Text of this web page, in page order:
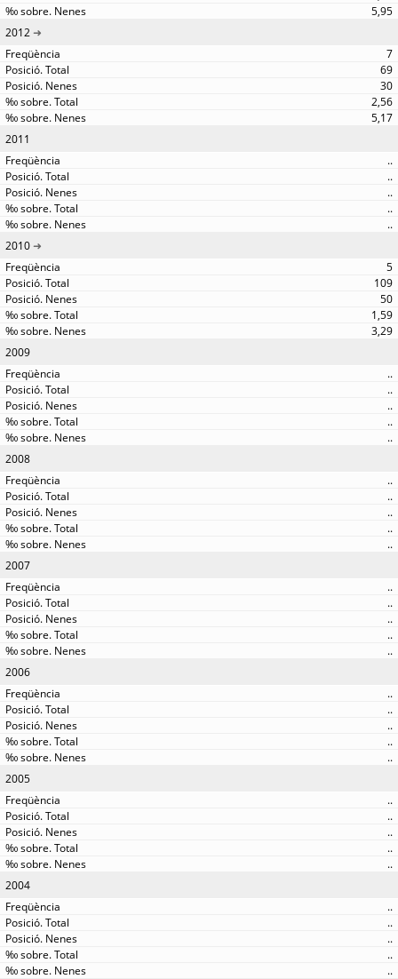
5,95
2012
7
69
30
2,56
5,17
2011
..
..
..
..
..
2010
5
109
50
1,59
3,29
2009
..
..
..
..
..
2008
..
..
..
..
..
2007
..
..
..
..
..
2006
..
..
..
..
..
2005
..
..
..
..
..
2004
..
..
..
..
..